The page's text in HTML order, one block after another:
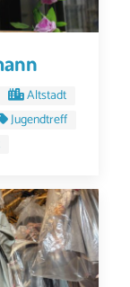
Altstadt
Jugendtreff